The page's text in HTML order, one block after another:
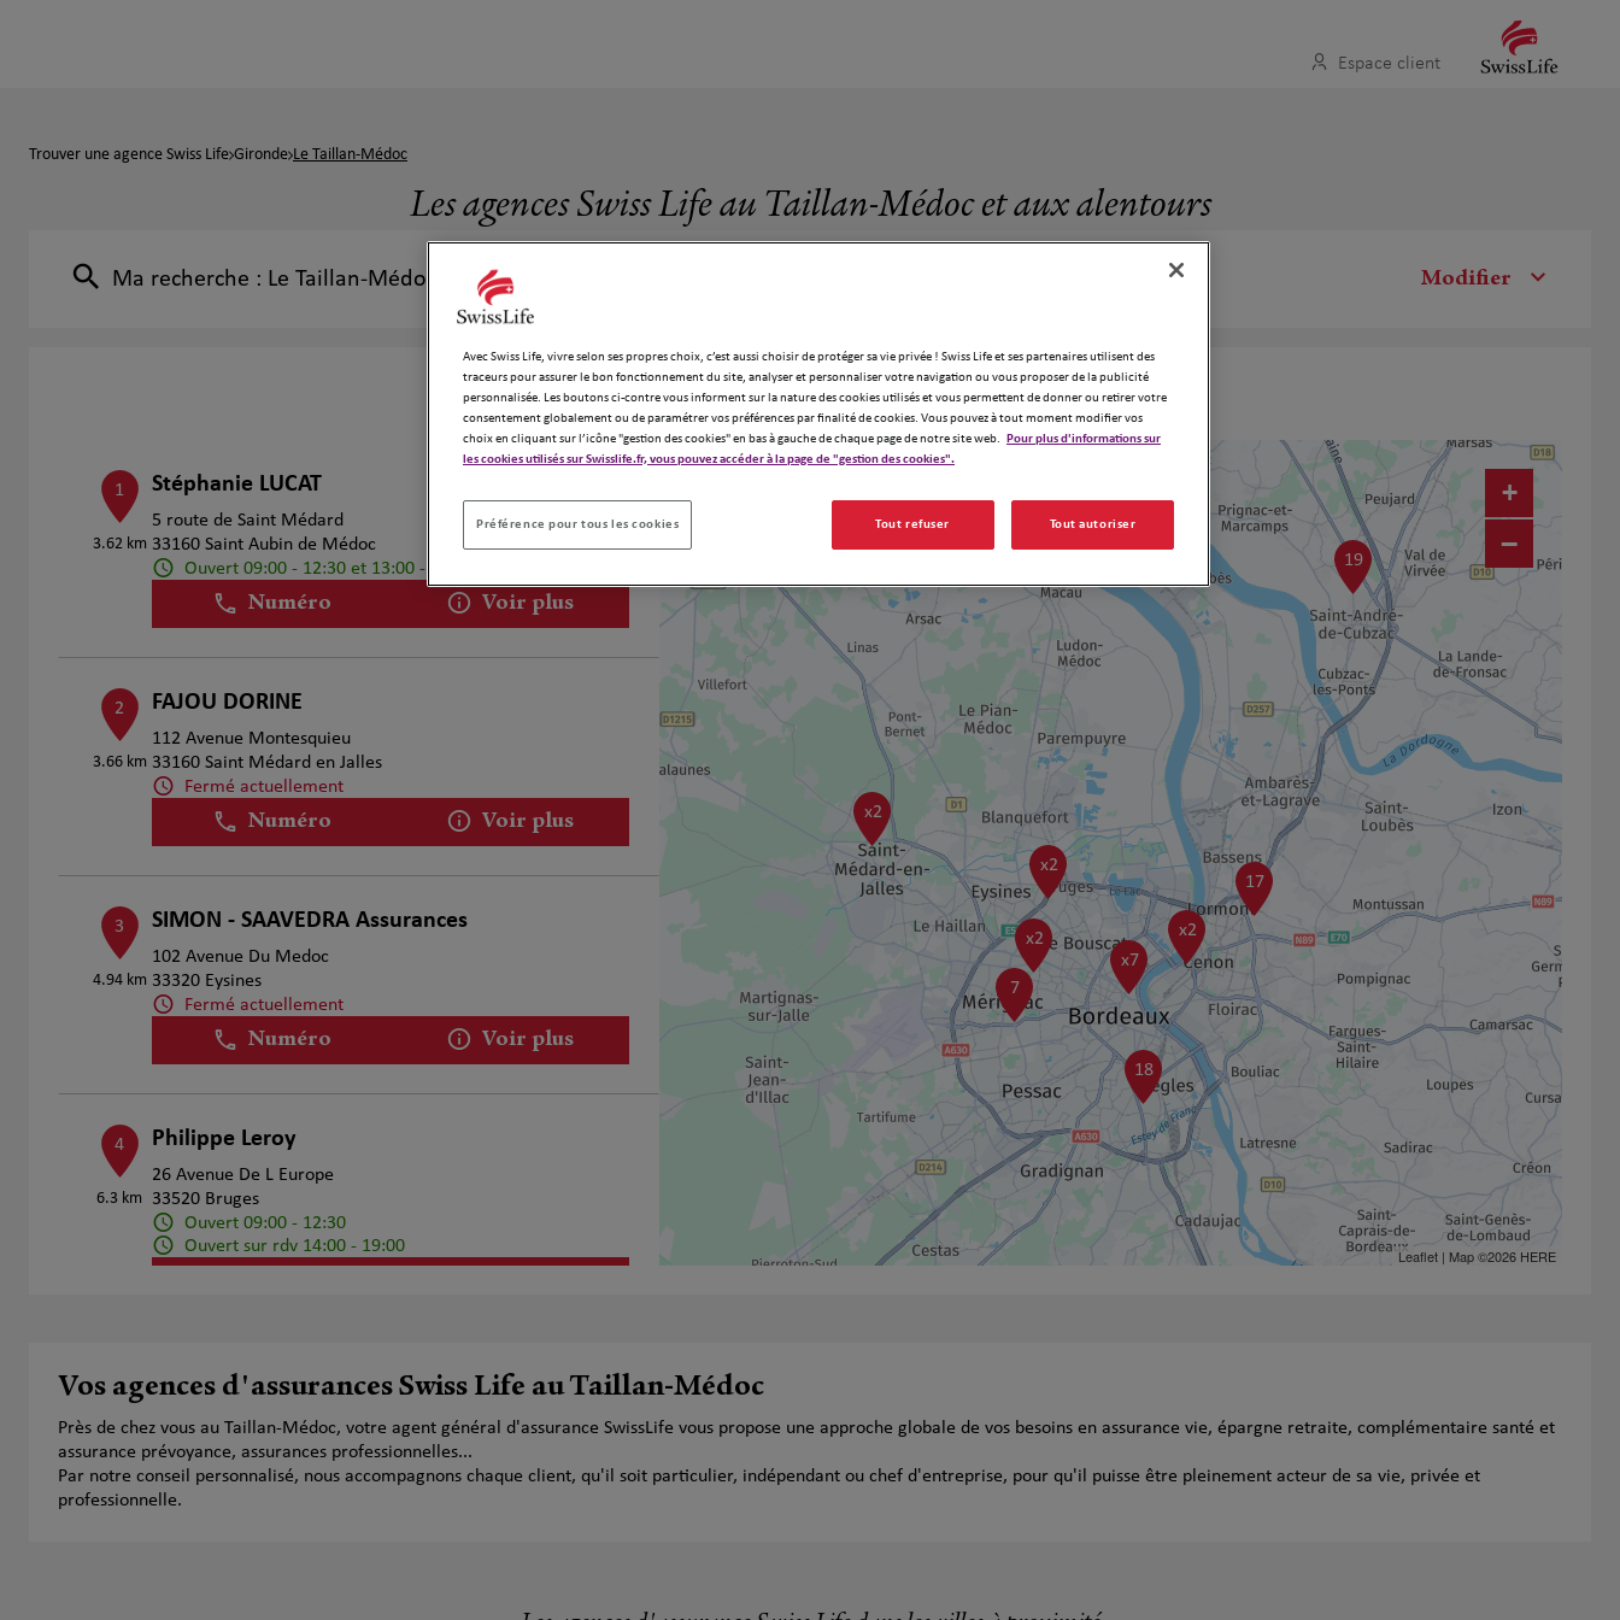
Espace client
Trouver une agence Swiss Life Gironde Le Taillan-Médoc
Les agences Swiss Life au Taillan-Médoc et aux alentours
Ma recherche : Le Taillan-Médoc Modifier
19 agences Swiss Life au Taillan-Médoc
1
3.62 km
Stéphanie LUCAT
5 route de Saint Médard
33160 Saint Aubin de Médoc
Ouvert 09:00 - 12:30 et 13:00 - 18:00
Numéro Voir plus
2
3.66 km
FAJOU DORINE
112 Avenue Montesquieu
33160 Saint Médard en Jalles
Fermé actuellement
Numéro Voir plus
3
4.94 km
SIMON - SAAVEDRA Assurances
102 Avenue Du Medoc
33320 Eysines
Fermé actuellement
Numéro Voir plus
4
6.3 km
Philippe Leroy
26 Avenue De L Europe
33520 Bruges
Ouvert 09:00 - 12:30
Ouvert sur rdv 14:00 - 19:00
5 Didier PARIES
29 Avenue Henri Barbusse
33700 Mérignac
Fermé actuellement
19
17
18
7
x2
x7
x2
x2
x2
+
−
Leaflet| Map ©2026 HERE
Vos agences d'assurances Swiss Life au Taillan-Médoc
Près de chez vous au Taillan-Médoc, votre agent général d'assurance SwissLife vous propose une approche globale de vos besoins en assurance vie, épargne retraite, complémentaire santé et
assurance prévoyance, assurances professionnelles...
Par notre conseil personnalisé, nous accompagnons chaque client, qu'il soit particulier, indépendant ou chef d'entreprise, pour qu'il puisse être pleinement acteur de sa vie, privée et
professionnelle.
Avec Swiss Life, vivre selon ses propres choix, c’est aussi choisir de protéger sa vie privée ! Swiss Life et ses partenaires utilisent des
traceurs pour assurer le bon fonctionnement du site, analyser et personnaliser votre navigation ou vous proposer de la publicité
personnalisée. Les boutons ci-contre vous informent sur la nature des cookies utilisés et vous permettent de donner ou retirer votre
consentement globalement ou de paramétrer vos préférences par finalité de cookies. Vous pouvez à tout moment modifier vos
choix en cliquant sur l’icône "gestion des cookies" en bas à gauche de chaque page de notre site web. Pour plus d'informations sur
les cookies utilisés sur Swisslife.fr, vous pouvez accéder à la page de "gestion des cookies".
Préférence pour tous les cookies Tout refuser Tout autoriser